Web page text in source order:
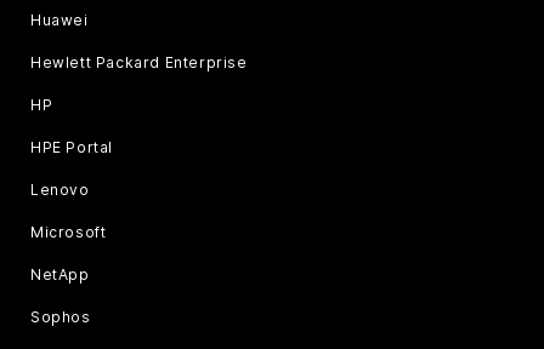
Huawei
Hewlett Packard Enterprise
HP
HPE Portal
Lenovo
Microsoft
NetApp
Sophos